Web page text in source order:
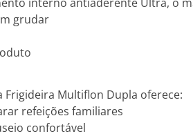
grudar
Frigideira Multiflon Dupla oferece:
refeições familiares
confortável